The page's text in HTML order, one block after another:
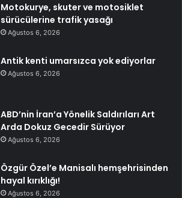
Motokurye, skuter ve motosiklet
sürücülerine trafik yasağı
Ağustos 6, 2026
Antik kenti umarsızca yok ediyorlar
Ağustos 6, 2026
ABD’nin İran’a Yönelik Saldırıları Art
Arda Dokuz Gecedir Sürüyor
Ağustos 6, 2026
Özgür Özel’e Manisalı hemşehrisinden
hayal kırıklığı!
Ağustos 6, 2026